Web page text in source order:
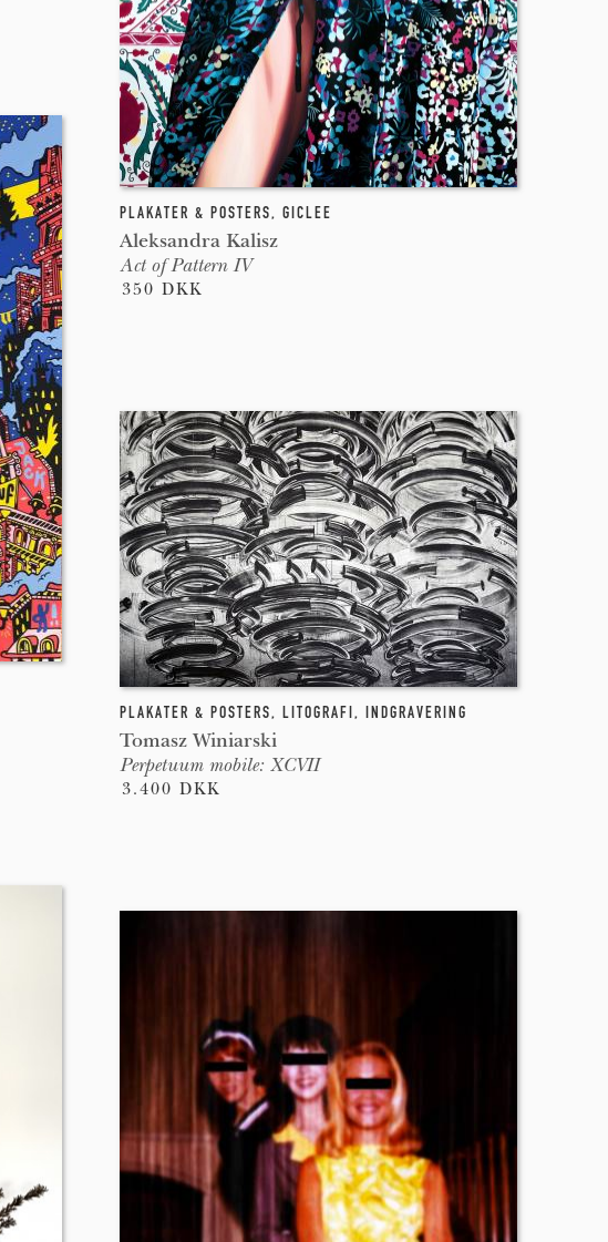
PLAKATER & POSTERS,GICLEE
Aleksandra Kalisz
Act of Pattern IV
350 DKK
PLAKATER & POSTERS,LITOGRAFI,INDGRAVERING
Tomasz Winiarski
Perpetuum mobile: XCVII
3.400 DKK